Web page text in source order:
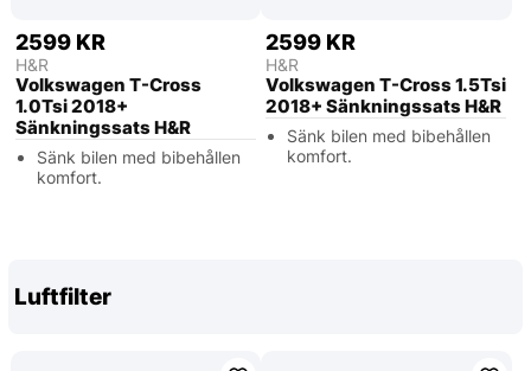
2599 KR
H&R
Volkswagen T-Cross
1.0Tsi 2018+
Sänkningssats H&R
Sänk bilen med bibehållen
komfort.
2599 KR
H&R
Volkswagen T-Cross 1.5Tsi
2018+ Sänkningssats H&R
Sänk bilen med bibehållen
komfort.
Luftfilter